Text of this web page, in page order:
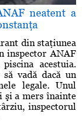
neatent a
din staţiunea
inspector ANAF
acestuia.
vadă dacă un
legale. Unul
şi a mers înainte
inspectorul